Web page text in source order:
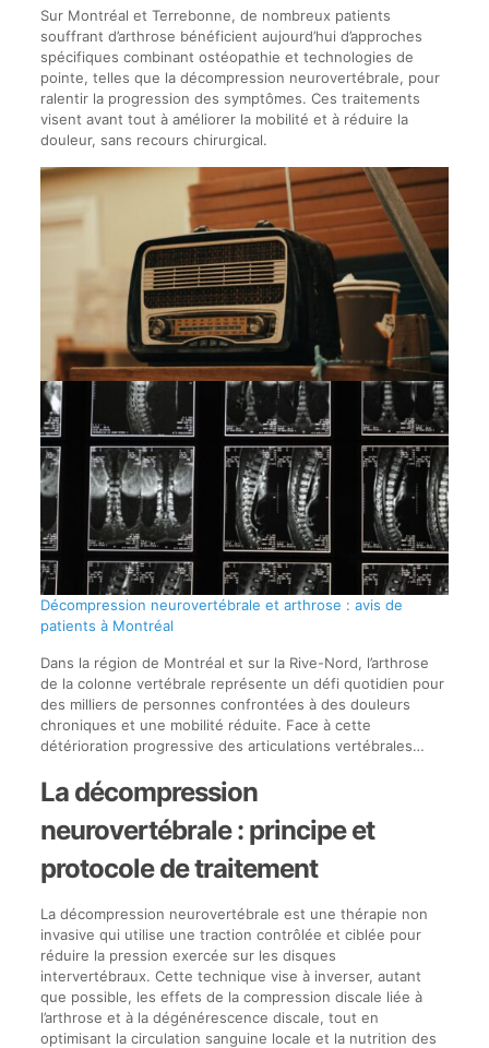
Sur Montréal et Terrebonne, de nombreux patients
souffrant d’arthrose bénéficient aujourd’hui d’approches
spécifiques combinant ostéopathie et technologies de
pointe, telles que la décompression neurovertébrale, pour
ralentir la progression des symptômes. Ces traitements
visent avant tout à améliorer la mobilité et à réduire la
douleur, sans recours chirurgical.
Décompression neurovertébrale et arthrose : avis de
patients à Montréal
Dans la région de Montréal et sur la Rive-Nord, l’arthrose
de la colonne vertébrale représente un défi quotidien pour
des milliers de personnes confrontées à des douleurs
chroniques et une mobilité réduite. Face à cette
détérioration progressive des articulations vertébrales…
La décompression
neurovertébrale : principe et
protocole de traitement
La décompression neurovertébrale est une thérapie non
invasive qui utilise une traction contrôlée et ciblée pour
réduire la pression exercée sur les disques
intervertébraux. Cette technique vise à inverser, autant
que possible, les effets de la compression discale liée à
l’arthrose et à la dégénérescence discale, tout en
optimisant la circulation sanguine locale et la nutrition des